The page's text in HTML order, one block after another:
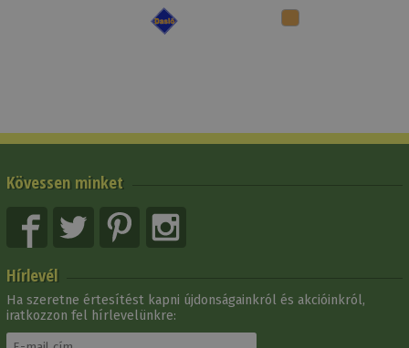
Kövessen minket
Hírlevél
Ha szeretne értesítést kapni újdonságainkról és akcióinkról,
iratkozzon fel hírlevelünkre: